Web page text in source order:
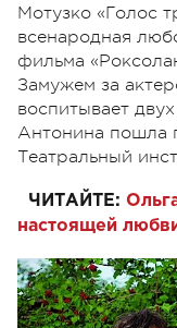
Мотузко «Голос
всенародная
фильма
Замужем за
воспитывает
Антонина пошла
Театральный
ЧИТАЙТЕ:
настоящей